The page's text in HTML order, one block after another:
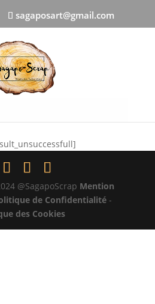
sagaposart@gmail.com
paiement
@SagapoScrap Mention
de Confidentialité-
des Cookies